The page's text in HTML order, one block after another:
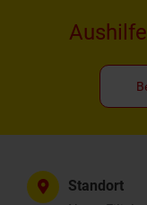
Standort